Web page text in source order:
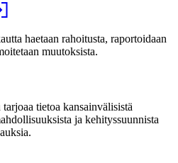
haetaan rahoitusta, raportoidaan
muutoksista.
tietoa kansainvälisistä
ja kehityssuunnista